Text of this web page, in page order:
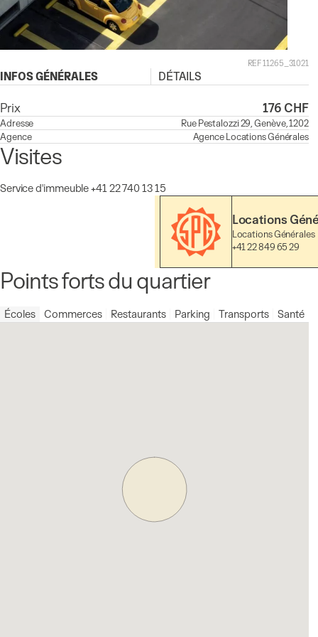
REF 11265_31021
INFOS GÉNÉRALES DÉTAILS
Prix 176 CHF
Adresse
Rue Pestalozzi 29, Genève, 1202
Agence
AgenceLocations Générales
Visites
Service d'immeuble +41 22 740 13 15
Locations
Locations Générales
+41 22 849 65 29
Points forts du quartier
Écoles Commerces Restaurants Parking Transports Santé